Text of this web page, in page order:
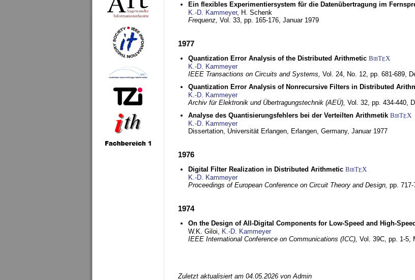
Ein flexibles Experimentiersystem für die Datenübertragung im
K.-D. Kammeyer, H. Schenk
Frequenz, Vol. 33, pp. 165-176, Januar 1979
1977
Quantization Error Analysis of the Distributed Arithmetic BibTEX
K.-D. Kammeyer
IEEE Transactions on Circuits and Systems, Vol. 24, No. 12, pp. 681-689,
Quantization Error Analysis of Nonrecursive Filters in Distributed
K.-D. Kammeyer
Archiv für Elektronik und Übertragungstechnik (AEÜ), Vol. 32, pp. 434-440,
Analyse des Quantisierungsfehlers bei der Verteilten Arithmetik BibTEX
K.-D. Kammeyer
Dissertation, Universität Erlangen, Erlangen, Germany, Januar 1977
1976
Digital Filter Realization in Distributed Arithmetic BibTEX
K.-D. Kammeyer
Proceedings of European Conference on Circuit Theory and Design, pp. 717-
1974
On the Design of All-Digital Components for Low-Speed and High-
W.K. Giloi, K.-D. Kammeyer
IEEE International Conference on Communications (ICC), Vol. 39C, pp. 1-5,
Zuletzt aktualisiert am 04.05.2026 von Admin